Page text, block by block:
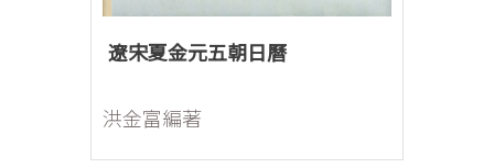
遼宋夏金元五朝日曆
洪金富編著